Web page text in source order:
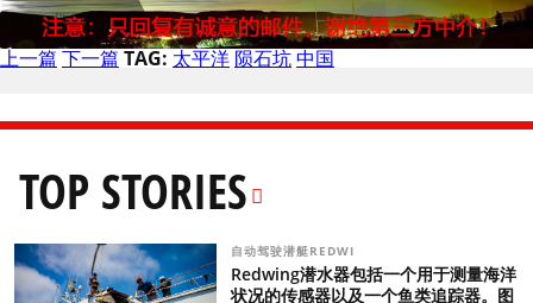
上一篇 下一篇 TAG: 太平洋 陨石坑中国
TOP STORIES
自动驾驶潜艇REDWI
Redwing潜水器包括一个用于测量海洋
状况的传感器以及一个鱼类追踪器。图